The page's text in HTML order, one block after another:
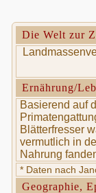
Die Welt zur
Ernährung/
Basierend auf
Blätterfresser
vermutlich in
Nahrung
* Daten nach
Geographie,